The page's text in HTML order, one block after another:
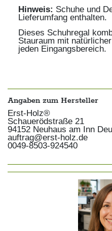
Hinweis: Schuhe und
Lieferumfang enthalten.
Dieses Schuhregal
Stauraum mit
jeden Eingangsbereich.
Angaben zum Hersteller
Erst-Holz®
Schauerödstraße 21
94152 Neuhaus am Inn
auftrag@erst-holz.de
0049-8503-924540